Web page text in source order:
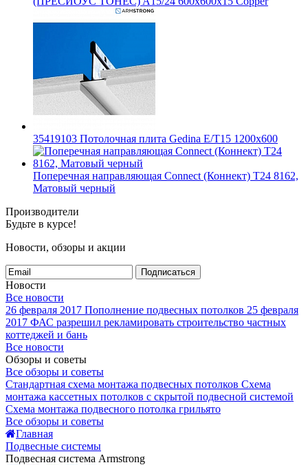
35419103 Потолочная плита Gedina E/T15 1200x600
Поперечная направляющая Connect (Коннект) T24 8162,
Матовый черный
Производители
Будьте в курсе!
Новости, обзоры и акции
Подписаться
Новости
Все новости
26 февраля 2017 Пополнение подвесных потолков 25 февраля
2017 ФАС разрешил рекламировать строительство частных
коттеджей и бань
Все новости
Обзоры и советы
Все обзоры и советы
Стандартная схема монтажа подвесных потолков Схема
монтажа кассетных потолков с скрытой подвесной системой
Схема монтажа подвесного потолка грильято
Все обзоры и советы
Главная
Подвесные системы
Подвесная система Armstrong